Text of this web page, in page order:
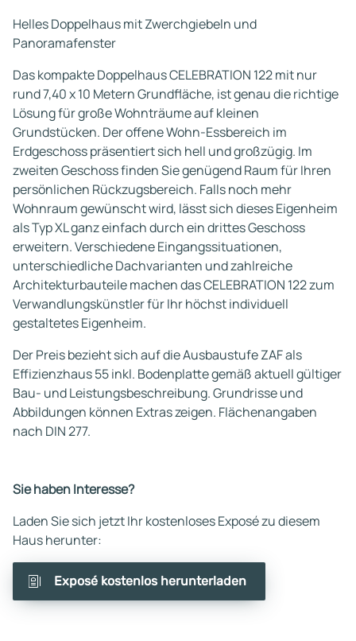
Helles Doppelhaus mit Zwerchgiebeln und
Panoramafenster
Das kompakte Doppelhaus CELEBRATION 122 mit nur
rund 7,40 x 10 Metern Grundfläche, ist genau die richtige
Lösung für große Wohnträume auf kleinen
Grundstücken. Der offene Wohn-Essbereich im
Erdgeschoss präsentiert sich hell und großzügig. Im
zweiten Geschoss finden Sie genügend Raum für Ihren
persönlichen Rückzugsbereich. Falls noch mehr
Wohnraum gewünscht wird, lässt sich dieses Eigenheim
als Typ XL ganz einfach durch ein drittes Geschoss
erweitern. Verschiedene Eingangssituationen,
unterschiedliche Dachvarianten und zahlreiche
Architekturbauteile machen das CELEBRATION 122 zum
Verwandlungskünstler für Ihr höchst individuell
gestaltetes Eigenheim.
Der Preis bezieht sich auf die Ausbaustufe ZAF als
Effizienzhaus 55 inkl. Bodenplatte gemäß aktuell gültiger
Bau- und Leistungsbeschreibung. Grundrisse und
Abbildungen können Extras zeigen. Flächenangaben
nach DIN 277.
Sie haben Interesse?
Laden Sie sich jetzt Ihr kostenloses Exposé zu diesem
Haus herunter:
Exposé kostenlos herunterladen